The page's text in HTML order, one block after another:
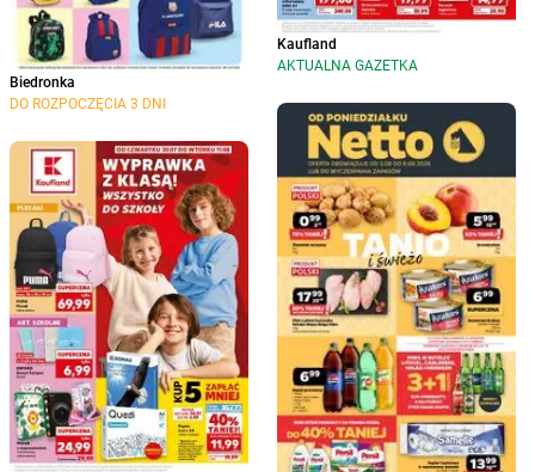
Biedronka
DO ROZPOCZĘCIA 3 DNI
Kaufland
AKTUALNA GAZETKA